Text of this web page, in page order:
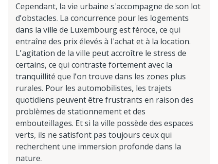
Cependant, la vie urbaine s'accompagne de son lot
d'obstacles. La concurrence pour les logements
dans la ville de Luxembourg est féroce, ce qui
entraîne des prix élevés à l'achat et à la location.
L'agitation de la ville peut accroître le stress de
certains, ce qui contraste fortement avec la
tranquillité que l'on trouve dans les zones plus
rurales. Pour les automobilistes, les trajets
quotidiens peuvent être frustrants en raison des
problèmes de stationnement et des
embouteillages. Et si la ville possède des espaces
verts, ils ne satisfont pas toujours ceux qui
recherchent une immersion profonde dans la
nature.